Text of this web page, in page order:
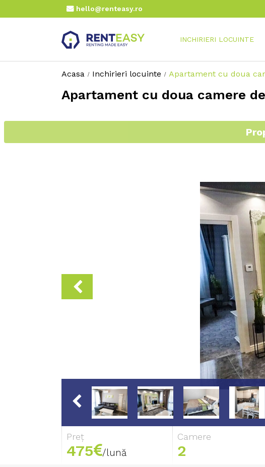
hello@renteasy.ro
INCHIRIERI LOCUINTE
Acasa Inchirieri locuinte Apartament cu doua
Apartament cu doua camere
Preț
475 /lună
Camere
2